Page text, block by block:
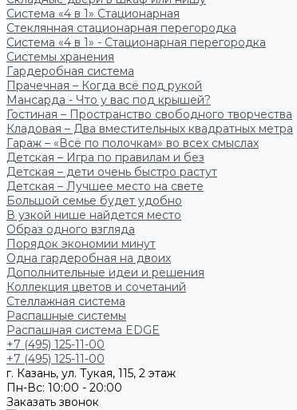
Система «4 в 1» Стационарная
Стеклянная стационарная перегородка
Система «4 в 1» - Стационарная перегородка
Системы хранения
Гардеробная система
Прачечная – Когда всё под рукой
Мансарда - Что у вас под крышей?
Гостиная – Пространство свободного творчества
Кладовая – Два вместительных квадратных метра
Гараж – «Всё по полочкам» во всех смыслах
Детская – Игра по правилам и без
Детская – дети очень быстро растут
Детская – Лучшее место на свете
Большой семье будет удобно
В узкой нише найдется место
Образ одного взгляда
Порядок экономии минут
Одна гардеробная на двоих
Дополнительные идеи и решения
Коллекция цветов и сочетаний
Стеллажная система
Распашные системы
Распашная система EDGE
+7 (495) 125-11-00
+7 (495) 125-11-00
г. Казань, ул. Тукая, 115, 2 этаж
Пн-Вс: 10:00 - 20:00
Заказать звонок